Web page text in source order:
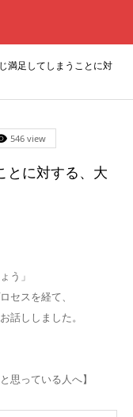
満足してしまうことに対
546 view
とに対する、大
う」
セスを経て、
話ししました。
思っている人へ】